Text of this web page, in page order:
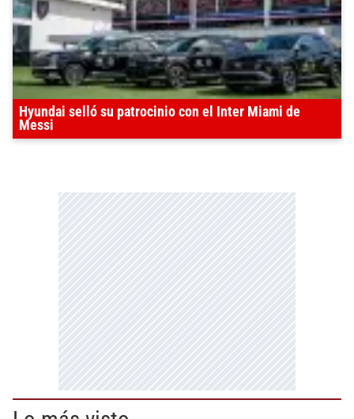
Hyundai selló su patrocinio con el Inter Miami de
Messi